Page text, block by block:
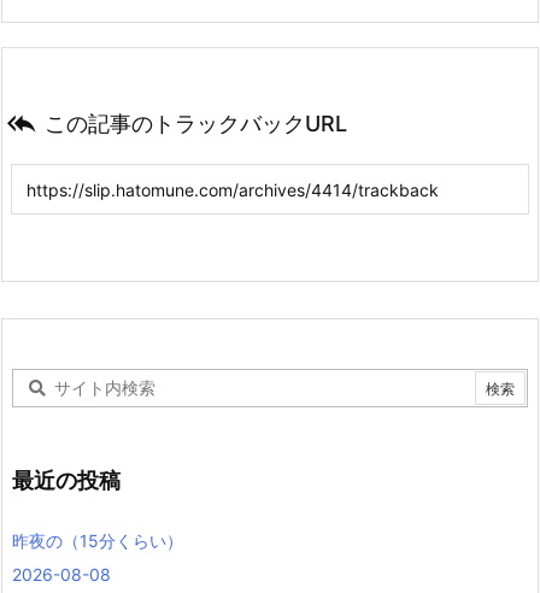
 この記事のトラックバックURL
最近の投稿
昨夜の（15分くらい）
2026-08-08